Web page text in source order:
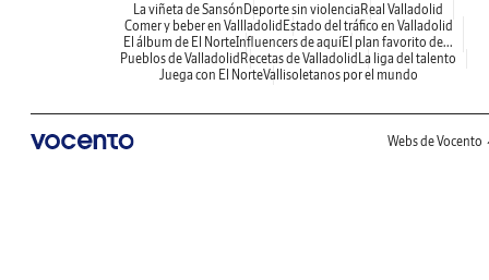
La viñeta de Sansón Deporte sin violencia Real Valladolid
Comer y beber en Vallladolid Estado del tráfico en Valladolid
El álbum de El NorteInfluencers de aquíEl plan favorito de...
Pueblos de Valladolid Recetas de Valladolid La liga del talento
Juega con El NorteVallisoletanos por el mundo
Webs de Vocento